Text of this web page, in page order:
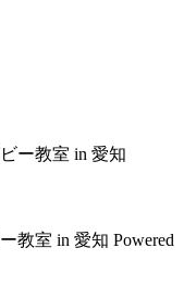
教室 in 愛知 Powered